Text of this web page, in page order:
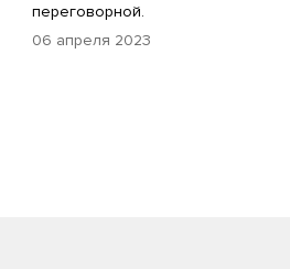
переговорной.
06 апреля 2023